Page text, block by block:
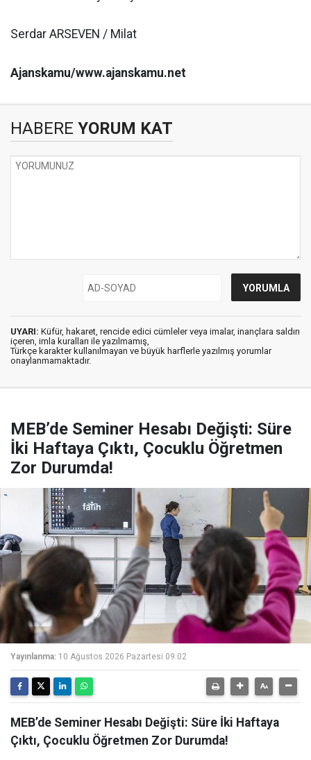
Serdar ARSEVEN / Milat
Ajanskamu/www.ajanskamu.net
HABERE YORUM KAT
UYARI: Küfür, hakaret, rencide edici cümleler veya imalar, inançlara saldırı
içeren, imla kuralları ile yazılmamış,
Türkçe karakter kullanılmayan ve büyük harflerle yazılmış yorumlar
onaylanmamaktadır.
MEB’de Seminer Hesabı Değişti: Süre
İki Haftaya Çıktı, Çocuklu Öğretmen
Zor Durumda!
Yayınlanma: 10 Ağustos 2026 Pazartesi 09:02
MEB’de Seminer Hesabı Değişti: Süre İki Haftaya
Çıktı, Çocuklu Öğretmen Zor Durumda!